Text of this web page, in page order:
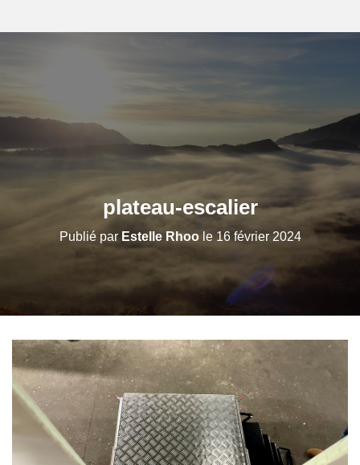
plateau-escalier
Publié par Estelle Rhoole 16 février 2024